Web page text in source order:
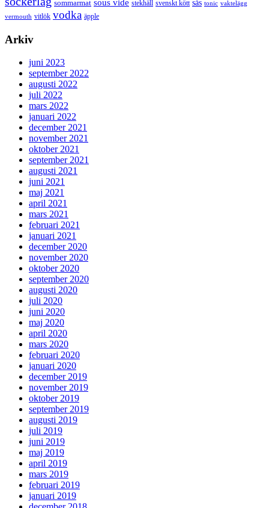
sommarmat sous vide stekhäll svenskt kött sås tonic vaktelägg
vermouth vitlök vodka äpple
Arkiv
juni 2023
september 2022
augusti 2022
juli 2022
mars 2022
januari 2022
december 2021
november 2021
oktober 2021
september 2021
augusti 2021
juni 2021
maj 2021
april 2021
mars 2021
februari 2021
januari 2021
december 2020
november 2020
oktober 2020
september 2020
augusti 2020
juli 2020
juni 2020
maj 2020
april 2020
mars 2020
februari 2020
januari 2020
december 2019
november 2019
oktober 2019
september 2019
augusti 2019
juli 2019
juni 2019
maj 2019
april 2019
mars 2019
februari 2019
januari 2019